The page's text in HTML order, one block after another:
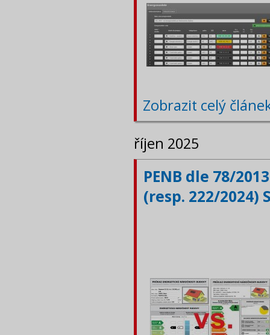
Zobrazit celý
říjen 2025
PENB dle 78/
(resp. 222/2024)